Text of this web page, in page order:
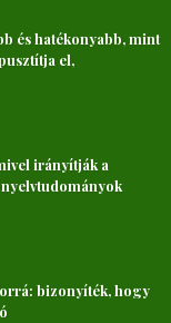
és hatékonyabb, mint
el,
irányítják a
bizonyíték, hogy